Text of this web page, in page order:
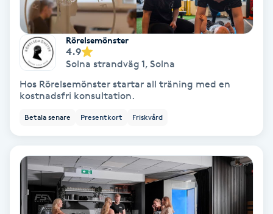
Vaxning brasiliansk
Veterinär
Vibrationsmassage
Volymfransar
Vårtor
Rörelsemönster
4.9
Solna strandväg 1, Solna
Hos Rörelsemönster startar all träning med en
kostnadsfri konsultation.
Betala senare Presentkort Friskvård